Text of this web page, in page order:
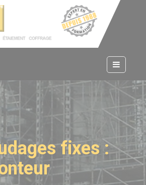
fixes :
cookies